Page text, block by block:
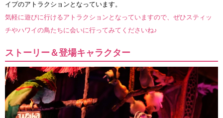
イプのアトラクションとなっています。
気軽に遊びに行けるアトラクションとなっていますので、ぜひスティッ
チやハワイの鳥たちに会いに行ってみてくださいね♪
ストーリー＆登場キャラクター